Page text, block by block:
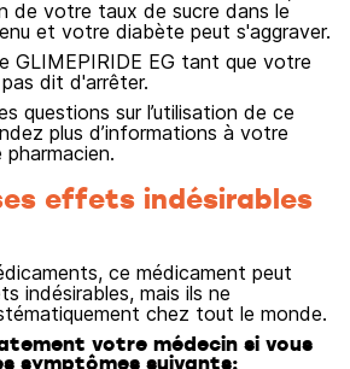
de votre taux de sucre dans le
et votre diabète peut s'aggraver.
GLIMEPIRIDE EG tant que votre
dit d'arrêter.
questions sur l’utilisation de ce
plus d’informations à votre
effets indésirables
ce médicament peut
indésirables, mais ils ne
chez tout le monde.
votre médecin si vous
symptômes suivants: